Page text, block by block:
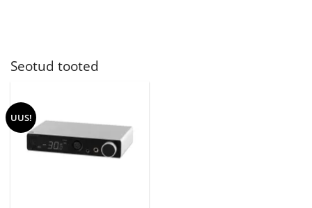
Seotud tooted
UUS!